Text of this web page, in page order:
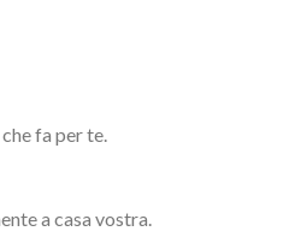
fa per te.
a casa vostra.